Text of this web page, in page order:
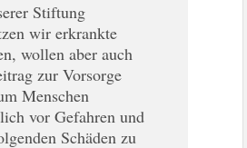
Stiftung
wir erkrankte
wollen aber auch
zur Vorsorge
Menschen
vor Gefahren und
Schäden zu